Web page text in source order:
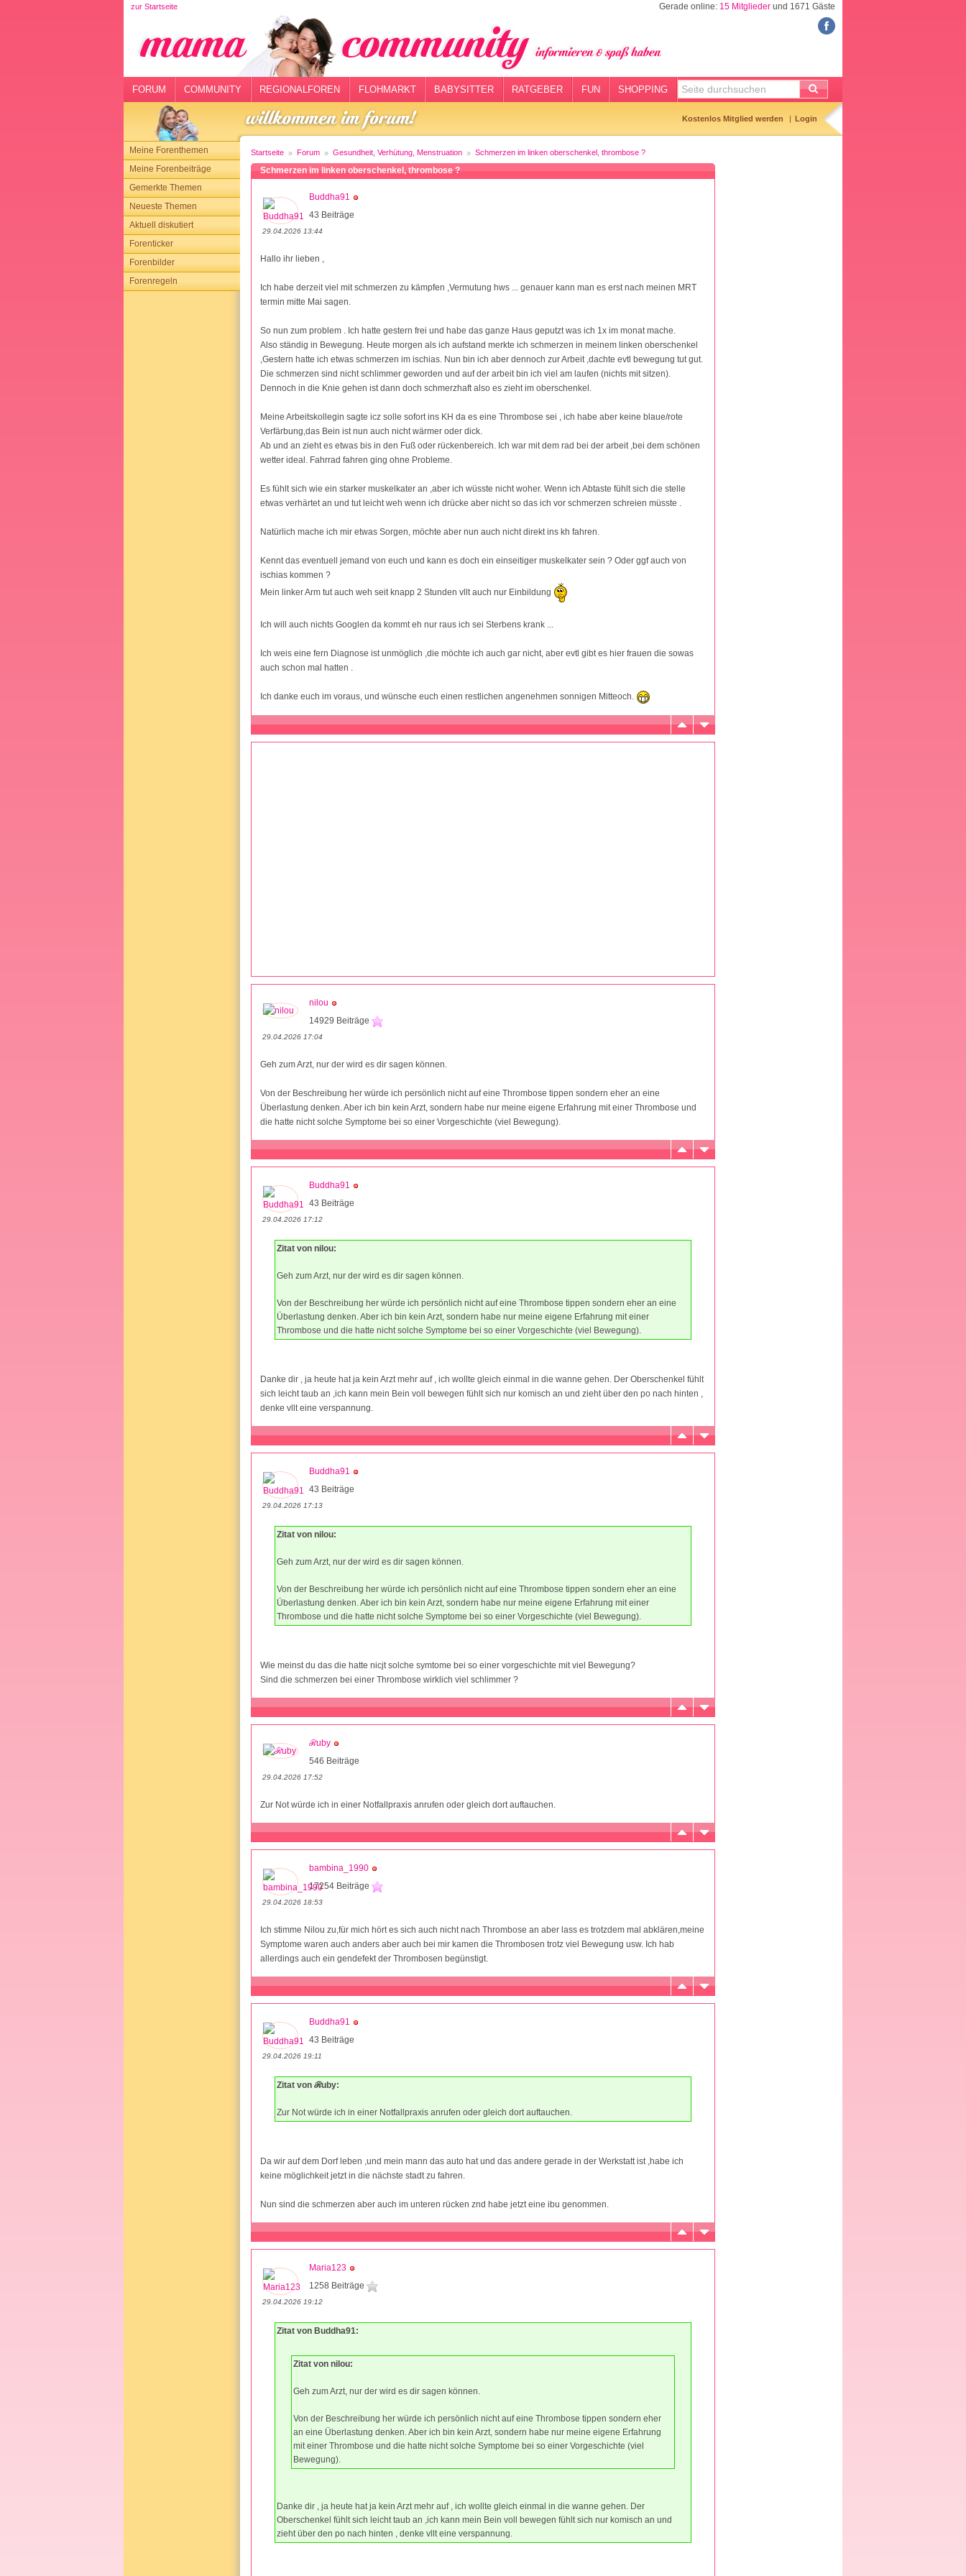
zur Startseite Gerade online: 15 Mitglieder und 1671 Gäste
FORUM COMMUNITY REGIONALFOREN FLOHMARKT BABYSITTER RATGEBER FUN SHOPPING
Kostenlos Mitglied werden Login
Meine Forenthemen
Meine Forenbeiträge
Gemerkte Themen
Neueste Themen
Aktuell diskutiert
Forenticker
Forenbilder
Forenregeln
Startseite Forum Gesundheit, Verhütung, Menstruation Schmerzen im linken oberschenkel, thrombose ?
Schmerzen im linken oberschenkel, thrombose ?
Buddha91
43 Beiträge
29.04.2026 13:44
Hallo ihr lieben ,
Ich habe derzeit viel mit schmerzen zu kämpfen ,Vermutung hws ... genauer kann man es erst nach meinen MRT
termin mitte Mai sagen.
So nun zum problem . Ich hatte gestern frei und habe das ganze Haus geputzt was ich 1x im monat mache.
Also ständig in Bewegung. Heute morgen als ich aufstand merkte ich schmerzen in meinem linken oberschenkel
,Gestern hatte ich etwas schmerzen im ischias. Nun bin ich aber dennoch zur Arbeit ,dachte evtl bewegung tut gut.
Die schmerzen sind nicht schlimmer geworden und auf der arbeit bin ich viel am laufen (nichts mit sitzen).
Dennoch in die Knie gehen ist dann doch schmerzhaft also es zieht im oberschenkel.
Meine Arbeitskollegin sagte icz solle sofort ins KH da es eine Thrombose sei , ich habe aber keine blaue/rote
Verfärbung,das Bein ist nun auch nicht wärmer oder dick.
Ab und an zieht es etwas bis in den Fuß oder rückenbereich. Ich war mit dem rad bei der arbeit ,bei dem schönen
wetter ideal. Fahrrad fahren ging ohne Probleme.
Es fühlt sich wie ein starker muskelkater an ,aber ich wüsste nicht woher. Wenn ich Abtaste fühlt sich die stelle
etwas verhärtet an und tut leicht weh wenn ich drücke aber nicht so das ich vor schmerzen schreien müsste .
Natürlich mache ich mir etwas Sorgen, möchte aber nun auch nicht direkt ins kh fahren.
Kennt das eventuell jemand von euch und kann es doch ein einseitiger muskelkater sein ? Oder ggf auch von
ischias kommen ?
Mein linker Arm tut auch weh seit knapp 2 Stunden vllt auch nur Einbildung
Ich will auch nichts Googlen da kommt eh nur raus ich sei Sterbens krank ...
Ich weis eine fern Diagnose ist unmöglich ,die möchte ich auch gar nicht, aber evtl gibt es hier frauen die sowas
auch schon mal hatten .
Ich danke euch im voraus, und wünsche euch einen restlichen angenehmen sonnigen Mitteoch.
nilou
14929 Beiträge
29.04.2026 17:04
Geh zum Arzt, nur der wird es dir sagen können.
Von der Beschreibung her würde ich persönlich nicht auf eine Thrombose tippen sondern eher an eine
Überlastung denken. Aber ich bin kein Arzt, sondern habe nur meine eigene Erfahrung mit einer Thrombose und
die hatte nicht solche Symptome bei so einer Vorgeschichte (viel Bewegung).
Buddha91
43 Beiträge
29.04.2026 17:12
Zitat von nilou:
Geh zum Arzt, nur der wird es dir sagen können.
Von der Beschreibung her würde ich persönlich nicht auf eine Thrombose tippen sondern eher an eine
Überlastung denken. Aber ich bin kein Arzt, sondern habe nur meine eigene Erfahrung mit einer
Thrombose und die hatte nicht solche Symptome bei so einer Vorgeschichte (viel Bewegung).
Danke dir , ja heute hat ja kein Arzt mehr auf , ich wollte gleich einmal in die wanne gehen. Der Oberschenkel fühlt
sich leicht taub an ,ich kann mein Bein voll bewegen fühlt sich nur komisch an und zieht über den po nach hinten ,
denke vllt eine verspannung.
Buddha91
43 Beiträge
29.04.2026 17:13
Zitat von nilou:
Geh zum Arzt, nur der wird es dir sagen können.
Von der Beschreibung her würde ich persönlich nicht auf eine Thrombose tippen sondern eher an eine
Überlastung denken. Aber ich bin kein Arzt, sondern habe nur meine eigene Erfahrung mit einer
Thrombose und die hatte nicht solche Symptome bei so einer Vorgeschichte (viel Bewegung).
Wie meinst du das die hatte nicjt solche symtome bei so einer vorgeschichte mit viel Bewegung?
Sind die schmerzen bei einer Thrombose wirklich viel schlimmer ?
ℛuby
546 Beiträge
29.04.2026 17:52
Zur Not würde ich in einer Notfallpraxis anrufen oder gleich dort auftauchen.
bambina_1990
17254 Beiträge
29.04.2026 18:53
Ich stimme Nilou zu,für mich hört es sich auch nicht nach Thrombose an aber lass es trotzdem mal abklären,meine
Symptome waren auch anders aber auch bei mir kamen die Thrombosen trotz viel Bewegung usw. Ich hab
allerdings auch ein gendefekt der Thrombosen begünstigt.
Buddha91
43 Beiträge
29.04.2026 19:11
Zitat von ℛuby:
Zur Not würde ich in einer Notfallpraxis anrufen oder gleich dort auftauchen.
Da wir auf dem Dorf leben ,und mein mann das auto hat und das andere gerade in der Werkstatt ist ,habe ich
keine möglichkeit jetzt in die nächste stadt zu fahren.
Nun sind die schmerzen aber auch im unteren rücken znd habe jetzt eine ibu genommen.
Maria123
1258 Beiträge
29.04.2026 19:12
Zitat von Buddha91:
Zitat von nilou:
Geh zum Arzt, nur der wird es dir sagen können.
Von der Beschreibung her würde ich persönlich nicht auf eine Thrombose tippen sondern eher
an eine Überlastung denken. Aber ich bin kein Arzt, sondern habe nur meine eigene Erfahrung
mit einer Thrombose und die hatte nicht solche Symptome bei so einer Vorgeschichte (viel
Bewegung).
Danke dir , ja heute hat ja kein Arzt mehr auf , ich wollte gleich einmal in die wanne gehen. Der
Oberschenkel fühlt sich leicht taub an ,ich kann mein Bein voll bewegen fühlt sich nur komisch an und
zieht über den po nach hinten , denke vllt eine verspannung.